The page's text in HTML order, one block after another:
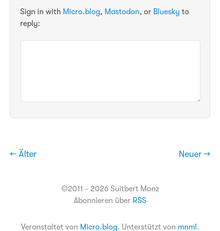
Sign in with Micro.blog, Mastodon, or Bluesky to
reply:
← Älter Neuer →
©2011 - 2026 Suitbert Monz
Abonnieren über RSS
Veranstaltet von Micro.blog. Unterstützt von mnml .